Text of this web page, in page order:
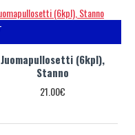
Juomapullosetti (6kpl),
Stanno
21.00€